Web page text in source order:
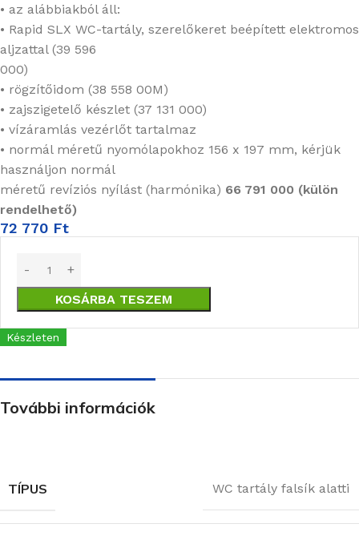
• az alábbiakból áll:
• Rapid SLX WC-tartály, szerelőkeret beépített elektromos
aljzattal (39 596
000)
• rögzítőidom (38 558 00M)
• zajszigetelő készlet (37 131 000)
• vízáramlás vezérlőt tartalmaz
• normál méretű nyomólapokhoz 156 x 197 mm, kérjük
használjon normál
méretű revíziós nyílást (harmónika) 66 791 000 (külön
rendelhető)
72 770 Ft
KOSÁRBA TESZEM
Készleten
További információk
TÍPUS WC tartály falsík alatti